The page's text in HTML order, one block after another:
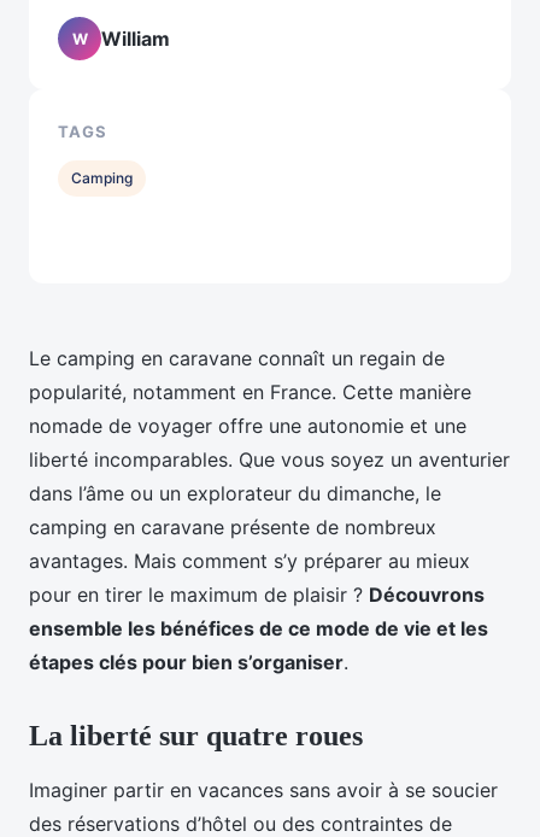
Le camping en caravane connaît un regain de
popularité, notamment en France. Cette manière
nomade de voyager offre une autonomie et une
liberté incomparables. Que vous soyez un aventurier
dans l’âme ou un explorateur du dimanche, le
camping en caravane présente de nombreux
avantages. Mais comment s’y préparer au mieux
pour en tirer le maximum de plaisir ? Découvrons
ensemble les bénéfices de ce mode de vie et les
étapes clés pour bien s’organiser.
La liberté sur quatre roues
Imaginer partir en vacances sans avoir à se soucier
des réservations d’hôtel ou des contraintes de
W William
TAGS
Camping